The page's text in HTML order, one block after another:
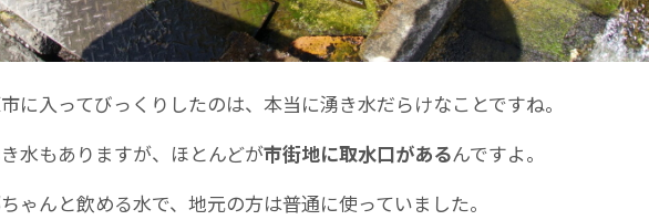
に入ってびっくりしたのは、本当に湧き水だらけなことですね。
水もありますが、ほとんどが市街地に取水口があるんですよ。
ゃんと飲める水で、地元の方は普通に使っていました。